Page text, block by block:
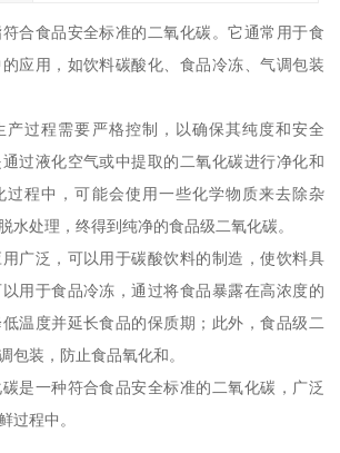
合食品安全标准的二氧化碳。它通常用于食
应用，如饮料碳酸化、食品冷冻、气调包装
产过程需要严格控制，以确保其纯度和安全
过液化空气或中提取的二氧化碳进行净化和
过程中，可能会使用一些化学物质来去除杂
水处理，终得到纯净的食品级二氧化碳。
广泛，可以用于碳酸饮料的制造，使饮料具
用于食品冷冻，通过将食品暴露在高浓度的
温度并延长食品的保质期；此外，食品级二
包装，防止食品氧化和。
是一种符合食品安全标准的二氧化碳，广泛
过程中。